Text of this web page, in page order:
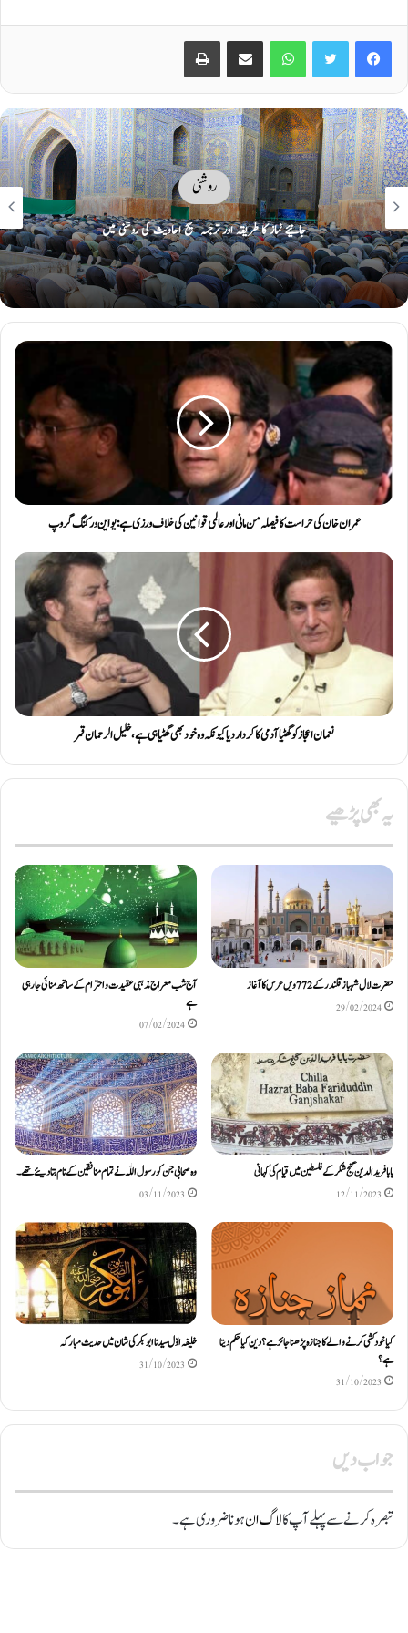
Facebook
Twitter
WhatsApp
Share via Email
Print
روشنی
اعتکاف کن کن صورتوں میں فاسد ہوجاتا ہے؟
عمران خان کی حراست کا فیصلہ من مانی اور عالمی قوانین کی خلاف ورزی ہے: یو این ورکنگ گروپ
نعمان اعجاز کو گھٹیا آدمی کا کردار دیا کیونکہ وہ خود بھی گھٹیا ہی ہے، خلیل الرحمان قمر
یہ بھی پڑھیے
حضرت لال شہباز قلندر کے 772ویں عرس کا آغاز
29/02/2024
آج شب معراج مذہبی عقیدت و احترام کے ساتھ منائی جا رہی
ہے
07/02/2024
بابا فرید الدین گنج شکر کے فلسطین میں قیام کی کہانی
12/11/2023
وہ صحابی جن کو رسول اللّٰہ نے تمام منافقین کے نام بتا دیئے تھے ۔
03/11/2023
کیا خود کشی کرنے والے کا جنازہ پڑھنا جائز ہے ؟ دین کیا حکم دیتا
ہے ؟
31/10/2023
خلیفہ اوّل سیدنا ابوبکر کی شان میں حدیث مبارکہ
31/10/2023
جواب دیں
تبصرہ کرنے سے پہلے آپ کالاگ انہونا ضروری ہے۔